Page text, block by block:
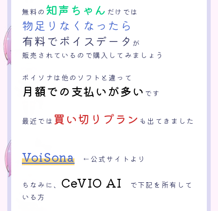
無料の 知声ちゃん だけでは
物足りなくなったら
有料でボイスデータ が
販売されているので購入してみましょう
ボイソナは他のソフトと違って
月額での支払いが多い です
最近では 買い切りプラン も出てきました
VoiSona ←公式サイトより
ちなみに、 CeVIO AI
で下記を所有して
いる方